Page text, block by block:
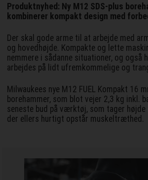
Produktnyhed: Ny M12 SDS-plus
kombinerer kompakt design med
Der skal gode arme til at arbejde med
og hovedhøjde. Kompakte og lette
nemmere i sådanne situationer, og også
arbejdes på lidt ufremkommelige og
Milwaukees nye M12 FUEL Kompakt 16
borehammer, som blot vejer 2,3 kg inkl.
seneste bud på værktøj, som tager
der ellers hurtigt opstår muskeltræthed.